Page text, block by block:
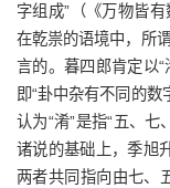
字组成”（《万物皆
在乾祟的语境中，所
言的。暮四郎肯定以“
即“卦中杂有不同的
认为“淆”是指“五、七
诸说的基础上，季旭
两者共同指向由七、